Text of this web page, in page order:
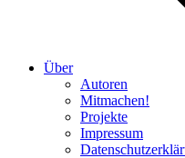
Über
Autoren
Mitmachen!
Projekte
Impressum